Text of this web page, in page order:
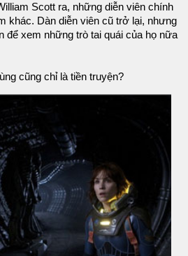
Scott ra, những diễn viên chính
khác. Dàn diễn viên cũ trở lại, nhưng
để xem những trò tai quái của họ nữa
cũng chỉ là tiền truyện?